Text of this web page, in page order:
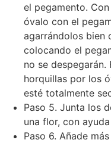
el pegamento.
óvalo con el
agarrándolos bien
colocando el
no se despegarán.
horquillas por los
esté totalmente
Paso 5. Junta los
una flor, con
Paso 6. Añade